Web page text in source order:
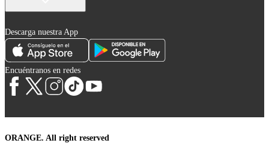
Descarga nuestra App
Encuéntranos en redes
ORANGE. All right reserved